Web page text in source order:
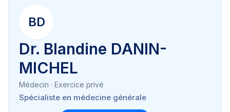
BD
Dr. Blandine DANIN-
MICHEL
Médecin · Exercice privé
Spécialiste en médecine générale